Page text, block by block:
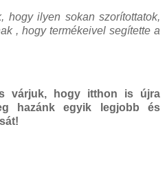
hogy ilyen sokan szorítottatok,
, hogy termékeivel segítette a
várjuk, hogy itthon is újra
hazánk egyik legjobb és